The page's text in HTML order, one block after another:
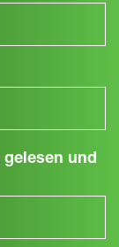
gelesen und